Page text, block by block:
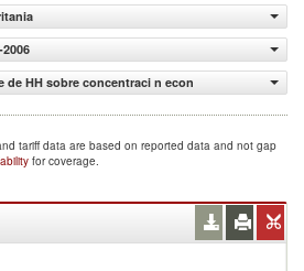
2006
de HH sobre concentraci n econ mica de un
tariff data are based on reported data and not gap
for coverage.